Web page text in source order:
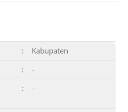
:
Kabupaten
:
-
: -